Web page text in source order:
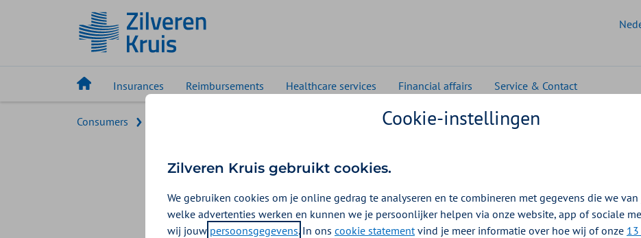
Insurances Reimbursements Healthcare services Financial affairs Service & Contact
Consumers Examples of translated letters
Examples of translated letters
Nearly all our letters and policy documents are in Dutch. To help you
meaning of these letters we have created examples.
Cookie-instellingen
Zilveren Kruis gebruikt cookies.
We gebruiken cookies om je online gedrag te analyseren en te combineren met gegevens die we
welke advertenties werken en kunnen we je persoonlijker helpen via onze website, app of sociale
wij jouw persoonsgegevens. In ons cookie statementvind je meer informatie over hoe wij of onze